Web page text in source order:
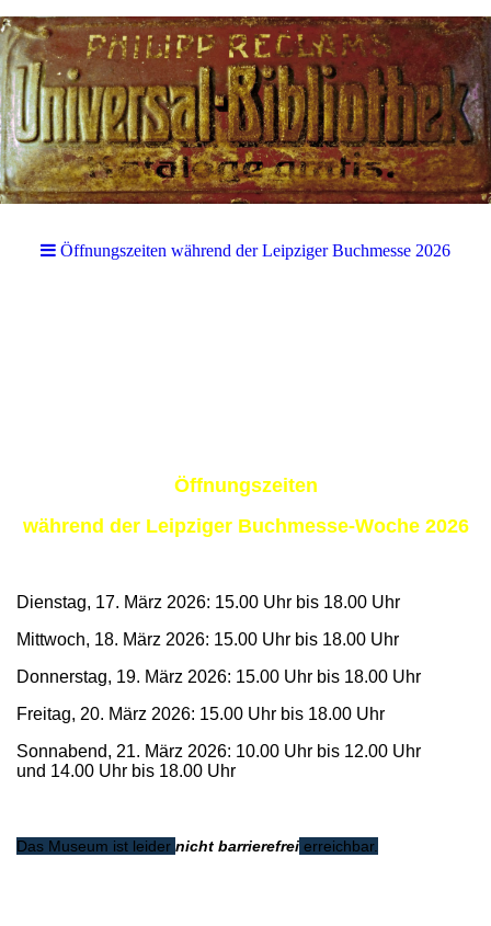
Öffnungszeiten während der Leipziger Buchmesse 2026
Öffnungszeiten
während der Leipziger Buchmesse-Woche 2026
Dienstag, 17. März 2026: 15.00 Uhr bis 18.00 Uhr
Mittwoch, 18. März 2026: 15.00 Uhr bis 18.00 Uhr
Donnerstag, 19. März 2026: 15.00 Uhr bis 18.00 Uhr
Freitag, 20. März 2026: 15.00 Uhr bis 18.00 Uhr
Sonnabend, 21. März 2026: 10.00 Uhr bis 12.00 Uhr
und 14.00 Uhr bis 18.00 Uhr
Das Museum ist leider nicht barrierefrei erreichbar.